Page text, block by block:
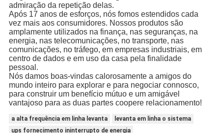
admiração da repetição delas.
Após 17 anos de esforços, nós fomos estendidos cada
vez mais aos consumidores. Nossos produtos são
amplamente utilizados na finança, nas seguranças, na
energia, nas telecomunicações, no transporte, nas
comunicações, no tráfego, em empresas industriais, em
centro de dados e em uso da casa pela finalidade
pessoal.
Nós damos boas-vindas calorosamente a amigos do
mundo inteiro para explorar e para negociar connosco,
para construir um benefício mútuo e um amigável
vantajoso para as duas partes coopere relacionamento!
a alta frequência em linha levanta
levanta em linha o sistema
ups fornecimento ininterrupto de energia